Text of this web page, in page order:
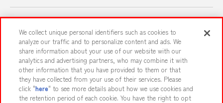
イベント・キャンペーン
関連会社 サステナビリティ サイトポリシー
We collect unique personal identifiers such as cookies to
analyze our traffic and to personalize content and ads. We
share information about your use of our website with our
analytics and advertising partners, who may combine it with
other information that you have provided to them or that
they have collected from your use of their services. Please
click "here" to see more details about how we use cookies and
the retention period of each cookie. You have the right to opt